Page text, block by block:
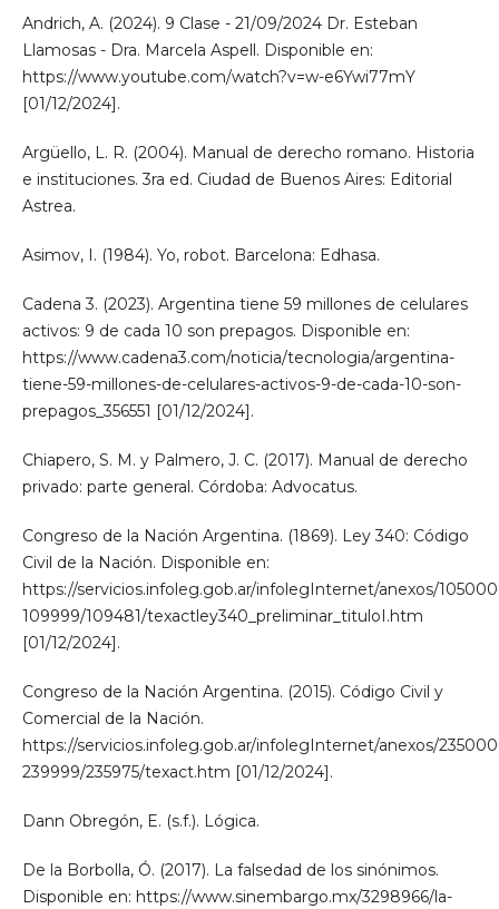
Andrich, A. (2024). 9 Clase - 21/09/2024 Dr. Esteban
Llamosas - Dra. Marcela Aspell. Disponible en:
https://www.youtube.com/watch?v=w-e6Ywi77mY
[01/12/2024].
Argüello, L. R. (2004). Manual de derecho romano. Historia
e instituciones. 3ra ed. Ciudad de Buenos Aires: Editorial
Astrea.
Asimov, I. (1984). Yo, robot. Barcelona: Edhasa.
Cadena 3. (2023). Argentina tiene 59 millones de celulares
activos: 9 de cada 10 son prepagos. Disponible en:
https://www.cadena3.com/noticia/tecnologia/argentina-
tiene-59-millones-de-celulares-activos-9-de-cada-10-son-
prepagos_356551 [01/12/2024].
Chiapero, S. M. y Palmero, J. C. (2017). Manual de derecho
privado: parte general. Córdoba: Advocatus.
Congreso de la Nación Argentina. (1869). Ley 340: Código
Civil de la Nación. Disponible en:
https://servicios.infoleg.gob.ar/infolegInternet/anexos/
109999/109481/texactley340_preliminar_tituloI.htm
[01/12/2024].
Congreso de la Nación Argentina. (2015). Código Civil y
Comercial de la Nación.
https://servicios.infoleg.gob.ar/infolegInternet/anexos/
239999/235975/texact.htm [01/12/2024].
Dann Obregón, E. (s.f.). Lógica.
De la Borbolla, Ó. (2017). La falsedad de los sinónimos.
Disponible en: https://www.sinembargo.mx/3298966/la-